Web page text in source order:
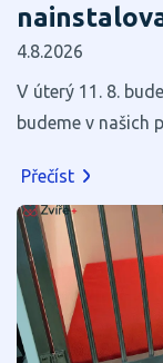
4.8.2026
V úterý 11. 8.
budeme v našich
Přečíst